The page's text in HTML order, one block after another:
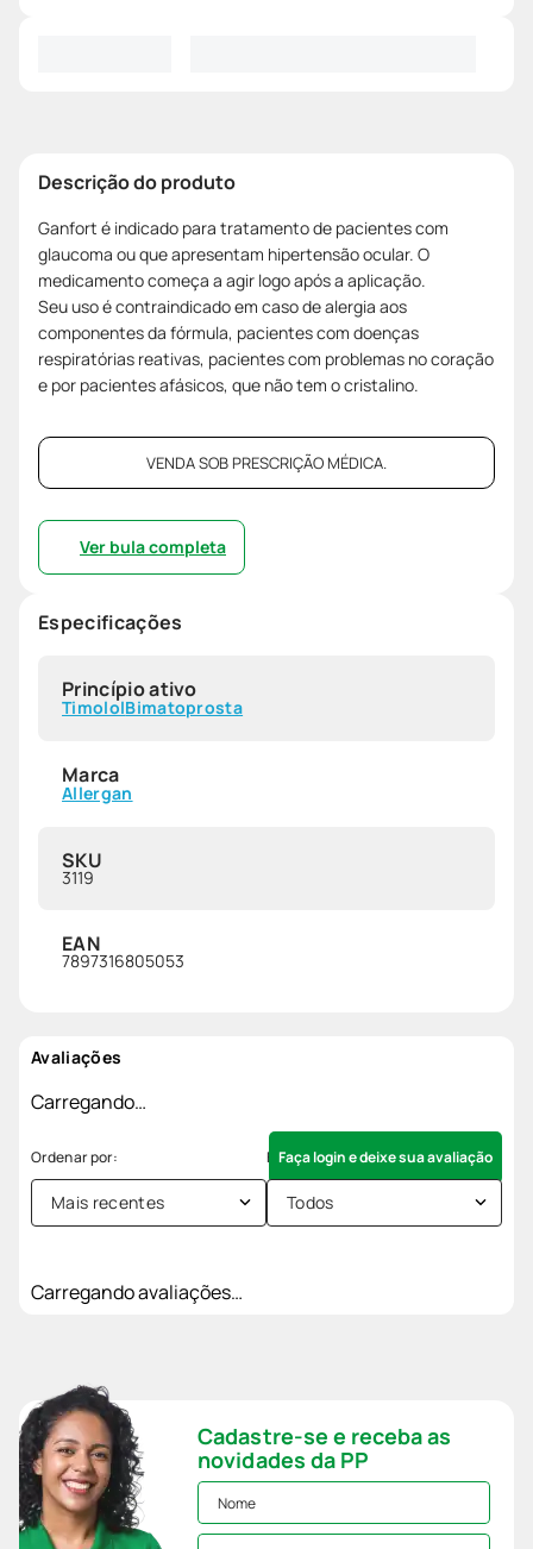
Descrição do produto
Ganfort é indicado para tratamento de pacientes com
glaucoma ou que apresentam hipertensão ocular. O
medicamento começa a agir logo após a aplicação.
Seu uso é contraindicado em caso de alergia aos
componentes da fórmula, pacientes com doenças
respiratórias reativas, pacientes com problemas no coração
e por pacientes afásicos, que não tem o cristalino.
VENDA SOB PRESCRIÇÃO MÉDICA.
Ver bula completa
Especificações
Princípio ativo
TimololBimatoprosta
Marca
Allergan
SKU
3119
EAN
7897316805053
Avaliações
Carregando…
Faça login e deixe sua avaliação
Mais recentes Todos
Carregando avaliações…
Cadastre-se e receba as
novidades da PP